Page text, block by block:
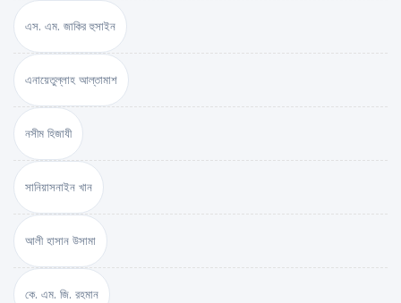
এস. এম. জাকির হুসাইন
এনায়েতুল্লাহ আল্‌তামাশ
নসীম হিজাযী
সানিয়াসনাইন খান
আলী হাসান উসামা
কে. এম. জি. রহমান